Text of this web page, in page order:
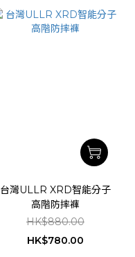
台灣ULLR XRD智能分子
高階防摔褲
HK$880.00
HK$780.00